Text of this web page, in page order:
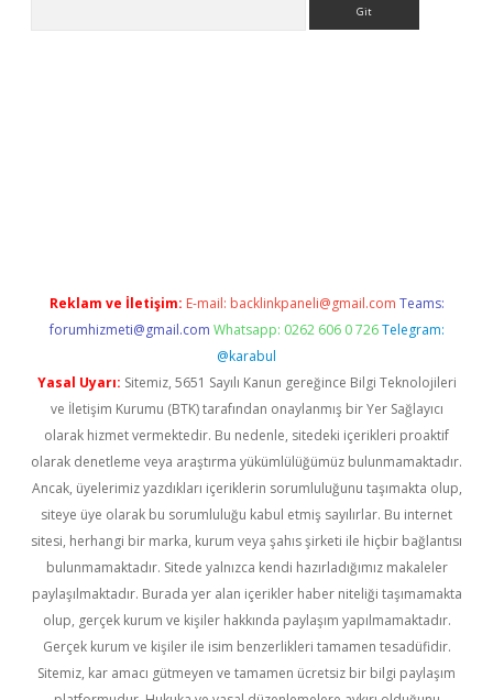
Reklam ve İletişim: E-mail: backlinkpaneli@gmail.com Teams:
forumhizmeti@gmail.com Whatsapp: 0262 606 0 726 Telegram:
@karabul
Yasal Uyarı: Sitemiz, 5651 Sayılı Kanun gereğince Bilgi Teknolojileri
ve İletişim Kurumu (BTK) tarafından onaylanmış bir Yer Sağlayıcı
olarak hizmet vermektedir. Bu nedenle, sitedeki içerikleri proaktif
olarak denetleme veya araştırma yükümlülüğümüz bulunmamaktadır.
Ancak, üyelerimiz yazdıkları içeriklerin sorumluluğunu taşımakta olup,
siteye üye olarak bu sorumluluğu kabul etmiş sayılırlar. Bu internet
sitesi, herhangi bir marka, kurum veya şahıs şirketi ile hiçbir bağlantısı
bulunmamaktadır. Sitede yalnızca kendi hazırladığımız makaleler
paylaşılmaktadır. Burada yer alan içerikler haber niteliği taşımamakta
olup, gerçek kurum ve kişiler hakkında paylaşım yapılmamaktadır.
Gerçek kurum ve kişiler ile isim benzerlikleri tamamen tesadüfidir.
Sitemiz, kar amacı gütmeyen ve tamamen ücretsiz bir bilgi paylaşım